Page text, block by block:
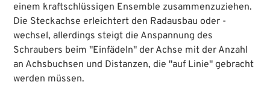
einem kraftschlüssigen Ensemble zusammenzuziehen.
Die Steckachse erleichtert den Radausbau oder -
wechsel, allerdings steigt die Anspannung des
Schraubers beim "Einfädeln" der Achse mit der Anzahl
an Achsbuchsen und Distanzen, die "auf Linie" gebracht
werden müssen.